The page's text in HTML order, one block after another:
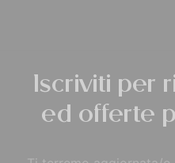
Iscriviti per
ed offerte